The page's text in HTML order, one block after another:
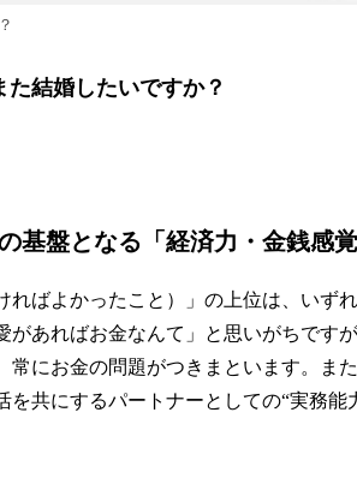
結婚したいですか？
基盤となる「経済力・金銭感
ればよかったこと）」の上位は、いず
あればお金なんて」と思いがちです
常にお金の問題がつきまといます。ま
共にするパートナーとしての“実務能